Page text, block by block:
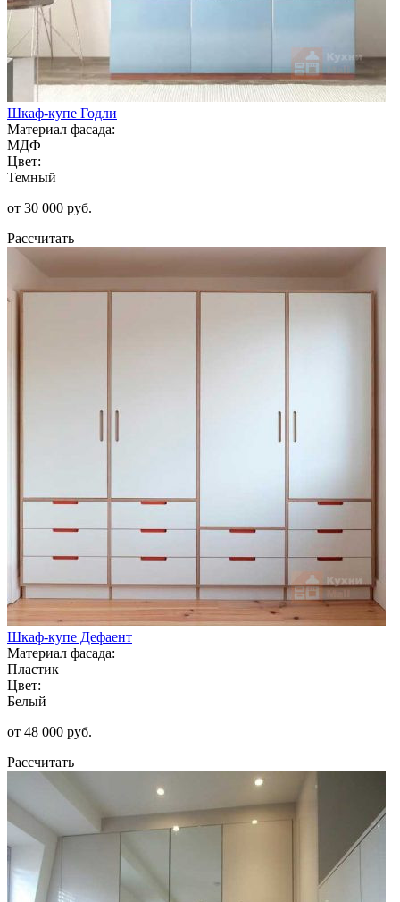
Шкаф-купе Годли
Материал фасада:
МДФ
Цвет:
Темный
от 30 000 руб.
Рассчитать
Шкаф-купе Дефаент
Материал фасада:
Пластик
Цвет:
Белый
от 48 000 руб.
Рассчитать